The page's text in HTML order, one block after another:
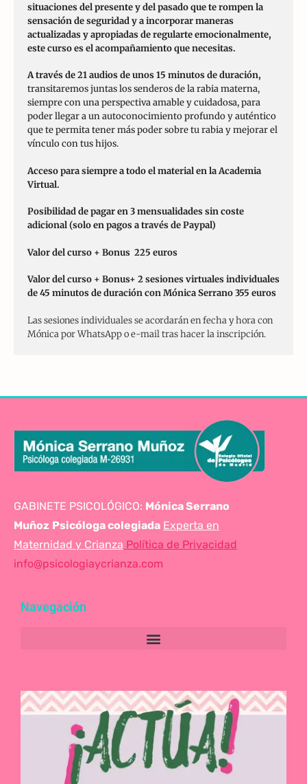
situaciones del presente y del pasado que te rompen la
sensación de seguridad y a incorporar maneras
actualizadas y apropiadas de regularte emocionalmente,
este curso es el acompañamiento que necesitas.
A través de 21 audios de unos 15 minutos de duración,
transitaremos juntas los senderos de la rabia materna,
siempre con una perspectiva amable y cuidadosa, para
poder llegar a un autoconocimiento profundo y auténtico
que te permita tener más poder sobre tu rabia y mejorar el
vínculo con tus hijos.
Acceso para siempre a todo el material en la Academia
Virtual.
Posibilidad de pagar en 3 mensualidades sin coste
adicional (solo en pagos a través de Paypal)
Valor del curso + Bonus 225 euros
Valor del curso + Bonus+ 2 sesiones virtuales individuales
de 45 minutos de duración con Mónica Serrano 355 euros
Las sesiones individuales se acordarán en fecha y hora con
Mónica por WhatsApp o e-mail tras hacer la inscripción.
GABINETE PSICOLÓGICO: Mónica Serrano
Muñoz Psicóloga colegiada Experta en
Maternidad y Crianza Política de Privacidad
info@psicologiaycrianza.com
Navegación